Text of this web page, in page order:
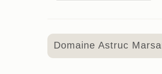
Domaine Astruc